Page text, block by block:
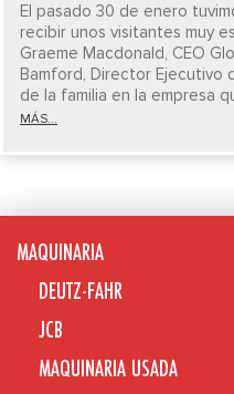
El pasado 30 de enero
recibir unos visitantes muy
Graeme Macdonald, CEO
Bamford, Director Ejecutivo
de la familia en la empresa
MÁS...
MAQUINARIA
DEUTZ-FAHR
JCB
MAQUINARIA USADA